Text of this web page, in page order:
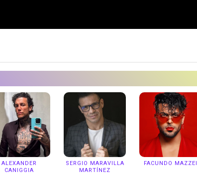
ALEXANDER
CANIGGIA
SERGIO MARAVILLA
MARTÍNEZ
FACUNDO MAZZEI